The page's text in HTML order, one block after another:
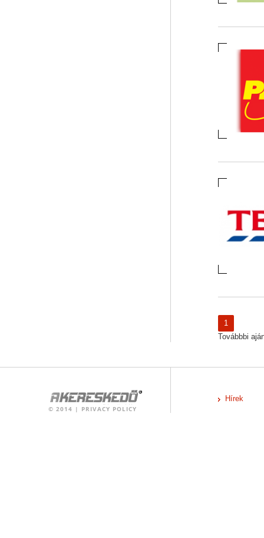
1
Továbbbi
© 2014 | PRIVACY POLICY
Hírek